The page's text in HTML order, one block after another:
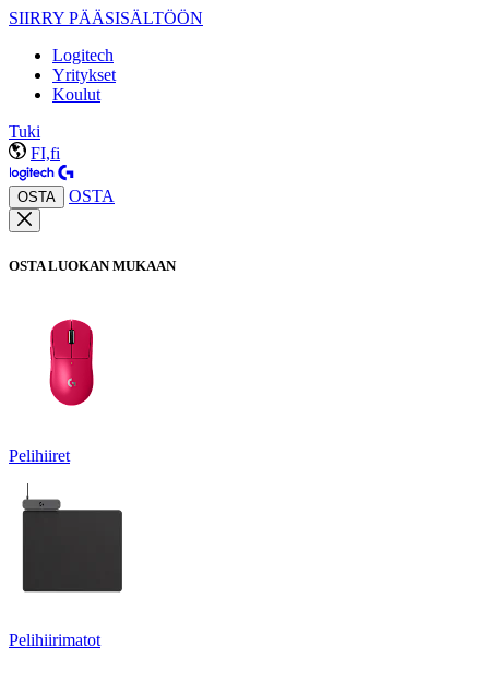
SIIRRY PÄÄSISÄLTÖÖN
Logitech
Yritykset
Koulut
Tuki
FI,fi
OSTA OSTA
OSTA LUOKAN MUKAAN
Pelihiiret
Pelihiirimatot